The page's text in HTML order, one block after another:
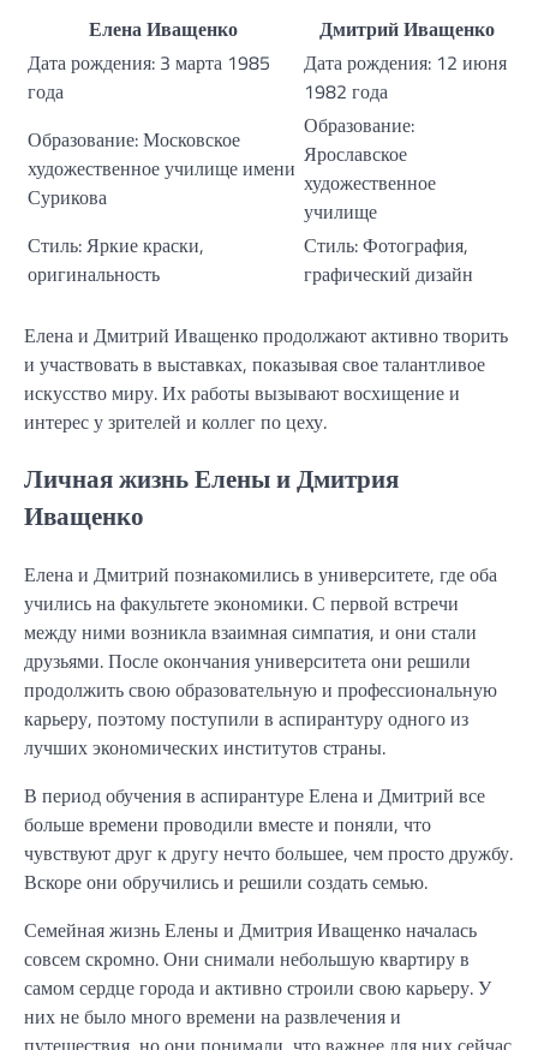
Елена Иващенко
Дмитрий Иващенко
Дата рождения: 3 марта 1985
года
Дата рождения: 12 июня
1982 года
Образование: Московское
художественное училище имени
Сурикова
Образование:
Ярославское
художественное
училище
Стиль: Яркие краски,
оригинальность
Стиль: Фотография,
графический дизайн
Елена и Дмитрий Иващенко продолжают активно творить
и участвовать в выставках, показывая свое талантливое
искусство миру. Их работы вызывают восхищение и
интерес у зрителей и коллег по цеху.
Личная жизнь Елены и Дмитрия
Иващенко
Елена и Дмитрий познакомились в университете, где оба
учились на факультете экономики. С первой встречи
между ними возникла взаимная симпатия, и они стали
друзьями. После окончания университета они решили
продолжить свою образовательную и профессиональную
карьеру, поэтому поступили в аспирантуру одного из
лучших экономических институтов страны.
В период обучения в аспирантуре Елена и Дмитрий все
больше времени проводили вместе и поняли, что
чувствуют друг к другу нечто большее, чем просто дружбу.
Вскоре они обручились и решили создать семью.
Семейная жизнь Елены и Дмитрия Иващенко началась
совсем скромно. Они снимали небольшую квартиру в
самом сердце города и активно строили свою карьеру. У
них не было много времени на развлечения и